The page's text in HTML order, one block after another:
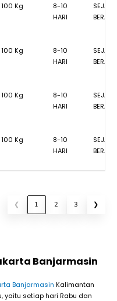
100 Kg
8-10
HARI
SEJAK
100 Kg
8-10
HARI
SEJAK
100 Kg
8-10
HARI
SEJAK
100 Kg
8-10
HARI
SEJAK
❮ 1 2 3 ❯
Banjarmasin
Banjarmasin Kalimantan
yaitu setiap hari Rabu dan